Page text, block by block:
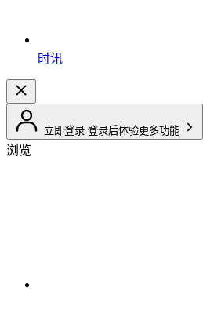
时讯
立即登录 登录后体验更多功能
浏览